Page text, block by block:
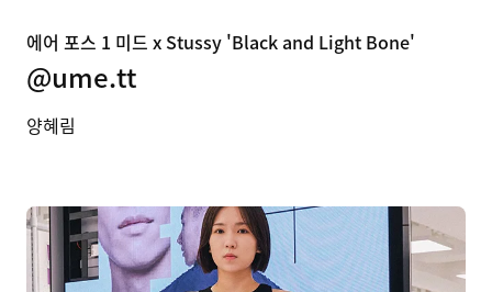
에어 포스 1 미드 x Stussy 'Black and Light Bone'
@ume.tt
양혜림